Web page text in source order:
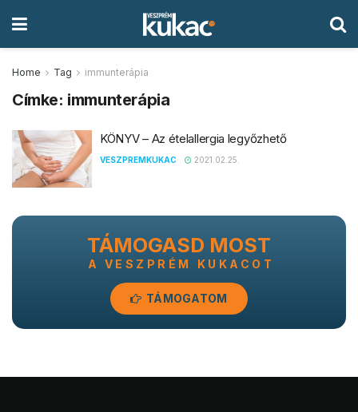
Home Tag immunterápia
Címke: immunterápia
KÖNYV – Az ételallergia legyőzhető
VESZPREMKUKAC 2021.02.25.
TÁMOGASD MOST
A VESZPRÉM KUKACOT
TÁMOGATOM